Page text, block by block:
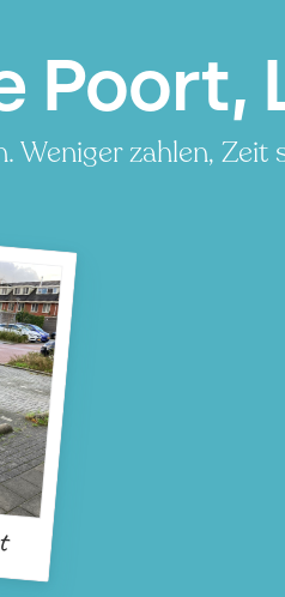
Poort,
Weniger zahlen, Zeit